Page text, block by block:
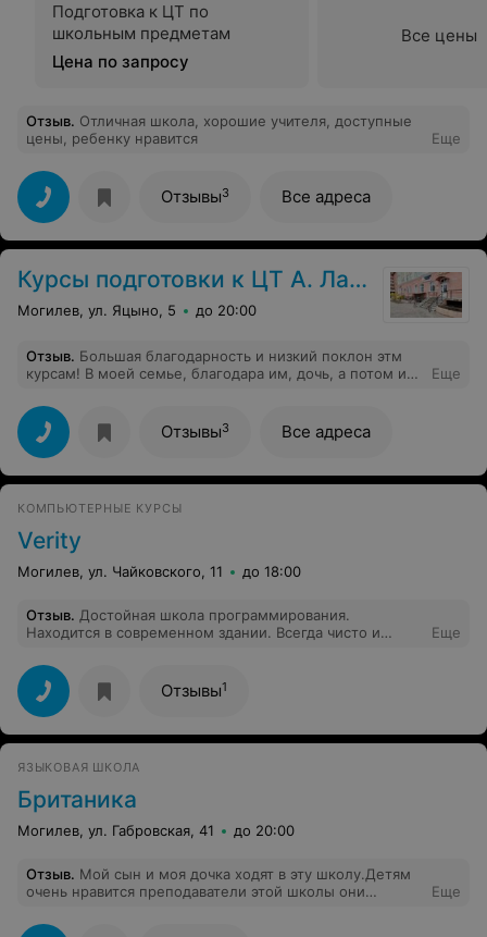
Подготовка к ЦТ по
школьным предметам
Цена по запросу
Все цены
Отзыв. Отличная школа, хорошие учителя, доступные
цены, ребенку нравится
Еще
Отзывы3 Все адреса
Курсы подготовки к ЦТ А. Лазуркина
Могилев, ул. Яцыно, 5 до 20:00
Отзыв. Большая благодарность и низкий поклон этм
курсам! В моей семье, благодара им, дочь, а потом и
занятия. А метолика позволила набрать более 90
баллов по русскому языку. Хотя дети не хватали звезд
с неба в школе. А вот педагоги курсов сумели
заинтересовать. Теперь рекомендую коллегам, чьи
дети готовятся к поступлению.
Еще
Отзывы3 Все адреса
КОМПЬЮТЕРНЫЕ КУРСЫ
Verity
Могилев, ул. Чайковского, 11 до 18:00
Отзыв. Достойная школа программирования.
Находится в современном здании. Всегда чисто и
заслуживает отдельных 5 звёзд. Просторный, каждое
рабочее место – индивидуальный стол с компьютером
и компьютерное кресло. Программы обучения детей
составлены по нарастающей, с усложнением
материала. Основной упор на программирование,
обработки видео. Есть профессиональные курсы для
взрослых. Учат Созданию сайтов, мобильных
приложений и многим языкам программирования.
Можно договориться на индивидуальное обучение.
Еще
Отзывы1
ЯЗЫКОВАЯ ШКОЛА
Британика
Могилев, ул. Габровская, 41 до 20:00
Отзыв. Мой сын и моя дочка ходят в эту школу.Детям
очень нравится преподаватели этой школы они
Еще